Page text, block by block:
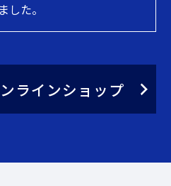
ました。
ラインショップ